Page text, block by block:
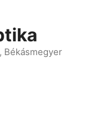
Békásmegyer